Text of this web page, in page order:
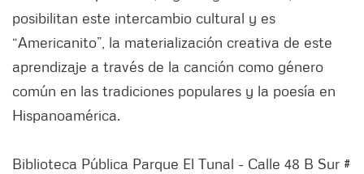
posibilitan este intercambio cultural y es
“Americanito”, la materialización creativa de este
aprendizaje a través de la canción como género
común en las tradiciones populares y la poesía en
Hispanoamérica.
Biblioteca Pública Parque El Tunal - Calle 48 B Sur #